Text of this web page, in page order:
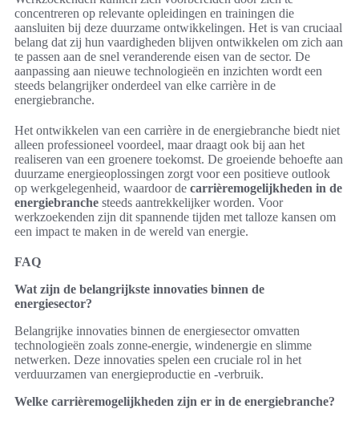
concentreren op relevante opleidingen en trainingen die
aansluiten bij deze duurzame ontwikkelingen. Het is van cruciaal
belang dat zij hun vaardigheden blijven ontwikkelen om zich aan
te passen aan de snel veranderende eisen van de sector. De
aanpassing aan nieuwe technologieën en inzichten wordt een
steeds belangrijker onderdeel van elke carrière in de
energiebranche.
Het ontwikkelen van een carrière in de energiebranche biedt niet
alleen professioneel voordeel, maar draagt ook bij aan het
realiseren van een groenere toekomst. De groeiende behoefte aan
duurzame energieoplossingen zorgt voor een positieve outlook
op werkgelegenheid, waardoor de carrièremogelijkheden in de
energiebranche steeds aantrekkelijker worden. Voor
werkzoekenden zijn dit spannende tijden met talloze kansen om
een impact te maken in de wereld van energie.
FAQ
Wat zijn de belangrijkste innovaties binnen de
energiesector?
Belangrijke innovaties binnen de energiesector omvatten
technologieën zoals zonne-energie, windenergie en slimme
netwerken. Deze innovaties spelen een cruciale rol in het
verduurzamen van energieproductie en -verbruik.
Welke carrièremogelijkheden zijn er in de energiebranche?